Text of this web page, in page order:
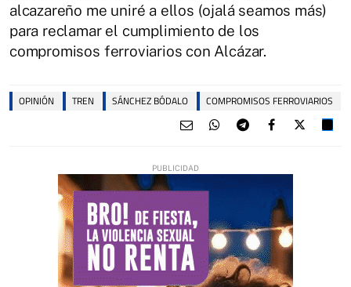
alcazareño me uniré a ellos (ojalá seamos más)
para reclamar el cumplimiento de los
compromisos ferroviarios con Alcázar.
OPINIÓN TREN SÁNCHEZ BÓDALO COMPROMISOS FERROVIARIOS